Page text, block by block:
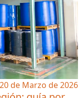
de Marzo de 2026